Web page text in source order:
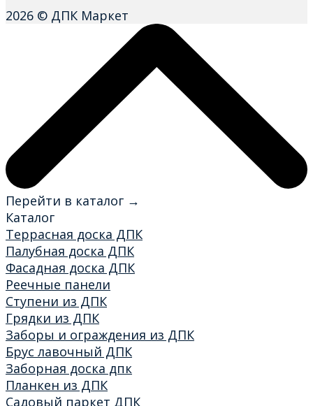
2026 © ДПК Маркет
Перейти в каталог →
Каталог
Террасная доска ДПК
Палубная доска ДПК
Фасадная доска ДПК
Реечные панели
Ступени из ДПК
Грядки из ДПК
Заборы и ограждения из ДПК
Брус лавочный ДПК
Заборная доска дпк
Планкен из ДПК
Садовый паркет ДПК